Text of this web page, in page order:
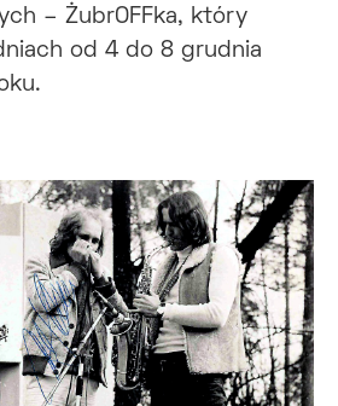
– ŻubrOFFka, który
od 4 do 8 grudnia